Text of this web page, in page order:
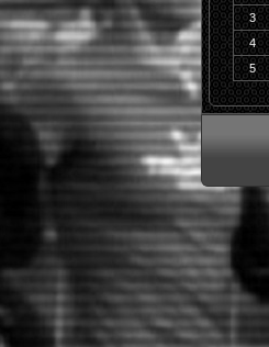
3
4
5